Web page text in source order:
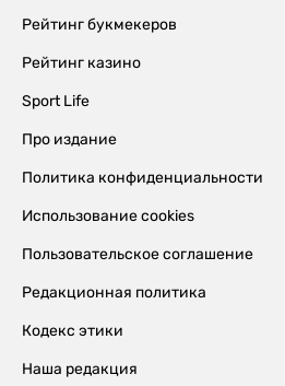
Рейтинг букмекеров
Рейтинг казино
Sport Life
Про издание
Политика конфиденциальности
Использование cookies
Пользовательское соглашение
Редакционная политика
Кодекс этики
Наша редакция